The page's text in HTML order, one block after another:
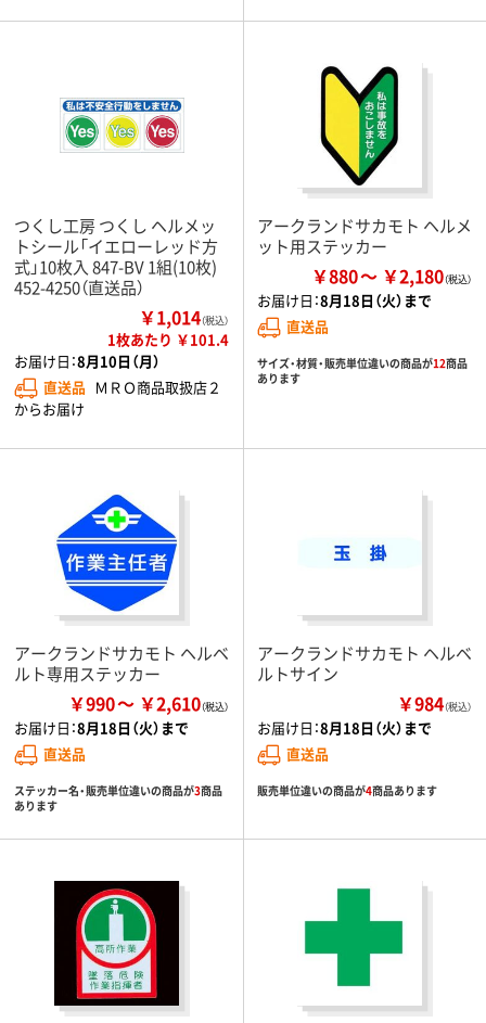
つくし工房 つくし ヘルメッ
トシール「イエローレッド方
式」10枚入 847-BV 1組(10枚)
452-4250（直送品）
￥1,014（税込）
1枚あたり ￥101.4
お届け日：8月10日（月）
直送品 ＭＲＯ商品取扱店２
からお届け
アークランドサカモト ヘルメ
ット用ステッカー
￥880 ￥2,180
お届け日：8月18日（火）まで
直送品
サイズ・材質・販売単位違いの商品が12商品
あります
アークランドサカモト ヘルベ
ルト専用ステッカー
￥990 ￥2,610
お届け日：8月18日（火）まで
直送品
ステッカー名・販売単位違いの商品が3商品
あります
アークランドサカモト ヘルベ
ルトサイン
￥984（税込）
お届け日：8月18日（火）まで
直送品
販売単位違いの商品が4商品あります